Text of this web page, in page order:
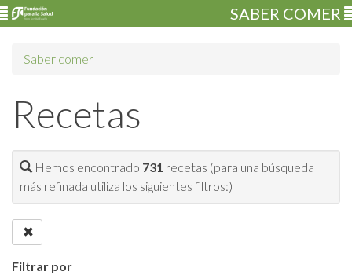
SABER COMER
Saber comer
Recetas
Hemos encontrado 731 recetas (para una búsqueda
más refinada utiliza los siguientes filtros:)
Filtrar por